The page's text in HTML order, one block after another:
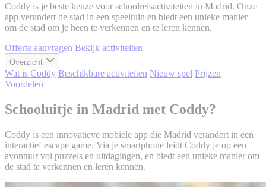
Coddy is je beste keuze voor schoolreisactiviteiten in Madrid. Onze
app verandert de stad in een speeltuin en biedt een unieke manier
om de stad om je heen te verkennen en te leren kennen.
Offerte aanvragen Bekijk activiteiten
Overzicht
Wat is Coddy Beschikbare activiteiten Nieuw spel Prijzen
Voordelen
Schooluitje in Madrid met Coddy?
Coddy is een innovatieve mobiele app die Madrid verandert in een
interactief escape game. Via je smartphone leidt Coddy je op een
avontuur vol puzzels en uitdagingen, en biedt een unieke manier om
de stad te verkennen en leren kennen.